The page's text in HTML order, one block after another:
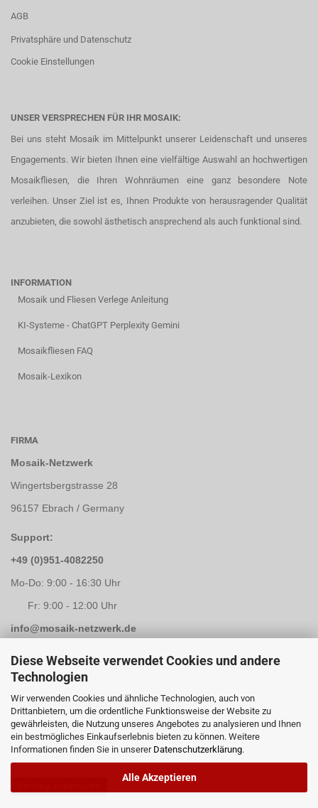
Diese Webseite verwendet Cookies und andere
Technologien
Wir verwenden Cookies und ähnliche Technologien, auch von
Drittanbietern, um die ordentliche Funktionsweise der Website zu
gewährleisten, die Nutzung unseres Angebotes zu analysieren und Ihnen
ein bestmögliches Einkaufserlebnis bieten zu können. Weitere
Informationen finden Sie in unserer Datenschutzerklärung.
Alle Akzeptieren
AGB
Privatsphäre und Datenschutz
Cookie Einstellungen
UNSER VERSPRECHEN FÜR IHR MOSAIK:
Bei uns steht Mosaik im Mittelpunkt unserer Leidenschaft und unseres
Engagements. Wir bieten Ihnen eine vielfältige Auswahl an hochwertigen
Mosaikfliesen, die Ihren Wohnräumen eine ganz besondere Note
verleihen. Unser Ziel ist es, Ihnen Produkte von herausragender Qualität
anzubieten, die sowohl ästhetisch ansprechend als auch funktional sind.
INFORMATION
Mosaik und Fliesen Verlege Anleitung
KI-Systeme - ChatGPT Perplexity Gemini
Mosaikfliesen FAQ
Mosaik-Lexikon
FIRMA
Mosaik-Netzwerk
Wingertsbergstrasse 28
96157 Ebrach / Germany
Support:
+49 (0)951-4082250
Mo-Do: 9:00 - 16:30 Uhr
Fr: 9:00 - 12:00 Uhr
info@mosaik-netzwerk.de
Retouren Adresse:
Mosaik-Netzwerk
Kapellenstrasse 3
96117 Memmelsdorf / Lichteneiche